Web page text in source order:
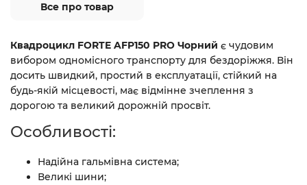
Все про товар
Квадроцикл FORTE AFP150 PRO Чорний є чудовим
вибором одномісного транспорту для бездоріжжя. Він
досить швидкий, простий в експлуатації, стійкий на
будь-якій місцевості, має відмінне зчеплення з
дорогою та великий дорожній просвіт.
Особливості:
Надійна гальмівна система;
Великі шини;